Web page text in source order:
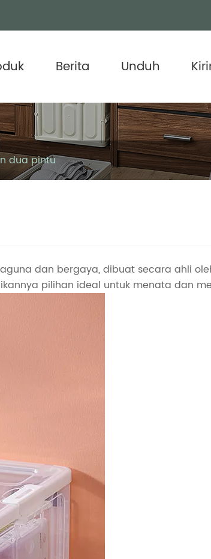
Berita Unduh
dua pintu
dan bergaya, dibuat secara ahli
pilihan ideal untuk menata dan